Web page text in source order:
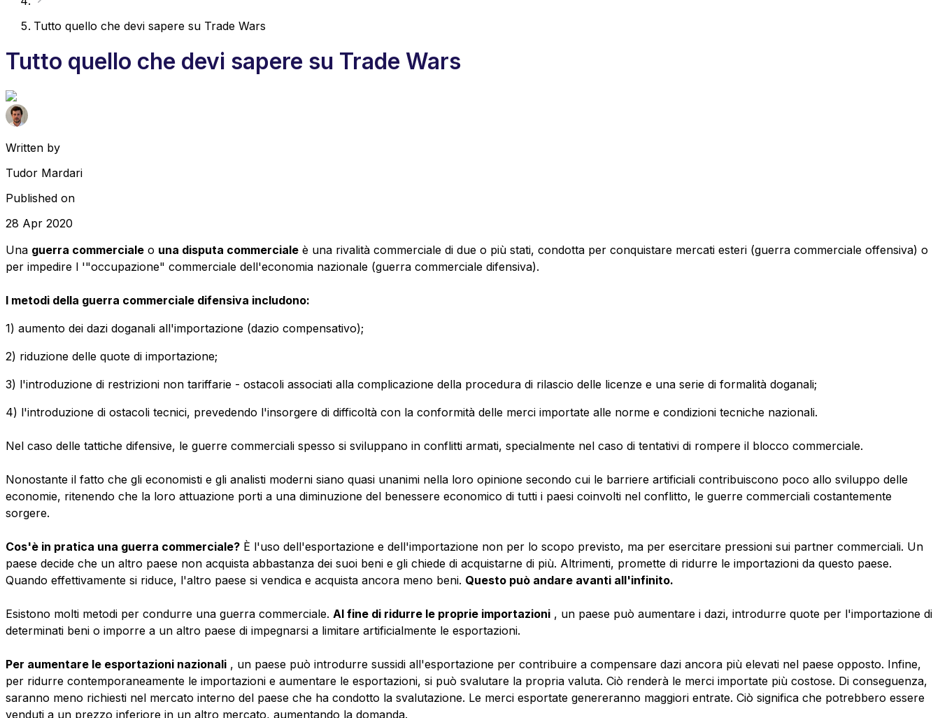
Tutto quello che devi sapere su Trade Wars
Tutto quello che devi sapere su Trade Wars
Written by
Tudor Mardari
Published on
28 Apr 2020
Una guerra commerciale o una disputa commerciale è una rivalità commerciale di due o più stati, condotta per conquistare mercati esteri (guerra commerciale offensiva) o
per impedire l '"occupazione" commerciale dell'economia nazionale (guerra commerciale difensiva).
I metodi della guerra commerciale difensiva includono:
1) aumento dei dazi doganali all'importazione (dazio compensativo);
2) riduzione delle quote di importazione;
3) l'introduzione di restrizioni non tariffarie - ostacoli associati alla complicazione della procedura di rilascio delle licenze e una serie di formalità doganali;
4) l'introduzione di ostacoli tecnici, prevedendo l'insorgere di difficoltà con la conformità delle merci importate alle norme e condizioni tecniche nazionali.
Nel caso delle tattiche difensive, le guerre commerciali spesso si sviluppano in conflitti armati, specialmente nel caso di tentativi di rompere il blocco commerciale.
Nonostante il fatto che gli economisti e gli analisti moderni siano quasi unanimi nella loro opinione secondo cui le barriere artificiali contribuiscono poco allo sviluppo delle
economie, ritenendo che la loro attuazione porti a una diminuzione del benessere economico di tutti i paesi coinvolti nel conflitto, le guerre commerciali costantemente
sorgere.
Cos'è in pratica una guerra commerciale? È l'uso dell'esportazione e dell'importazione non per lo scopo previsto, ma per esercitare pressioni sui partner commerciali. Un
paese decide che un altro paese non acquista abbastanza dei suoi beni e gli chiede di acquistarne di più. Altrimenti, promette di ridurre le importazioni da questo paese.
Quando effettivamente si riduce, l'altro paese si vendica e acquista ancora meno beni. Questo può andare avanti all'infinito.
Esistono molti metodi per condurre una guerra commerciale. Al fine di ridurre le proprie importazioni , un paese può aumentare i dazi, introdurre quote per l'importazione di
determinati beni o imporre a un altro paese di impegnarsi a limitare artificialmente le esportazioni.
Per aumentare le esportazioni nazionali , un paese può introdurre sussidi all'esportazione per contribuire a compensare dazi ancora più elevati nel paese opposto. Infine,
per ridurre contemporaneamente le importazioni e aumentare le esportazioni, si può svalutare la propria valuta. Ciò renderà le merci importate più costose. Di conseguenza,
saranno meno richiesti nel mercato interno del paese che ha condotto la svalutazione. Le merci esportate genereranno maggiori entrate. Ciò significa che potrebbero essere
venduti a un prezzo inferiore in un altro mercato, aumentando la domanda.